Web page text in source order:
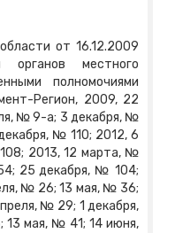
от 16.12.2009
местного
полномочиями
Регион, 2009, 22
№ 9-а; 3 декабря, №
№ 110; 2012, 6
2013, 12 марта, №
25 декабря, № 104;
№ 26; 13 мая, № 36;
№ 29; 1 декабря,
мая, № 41; 14 июня,